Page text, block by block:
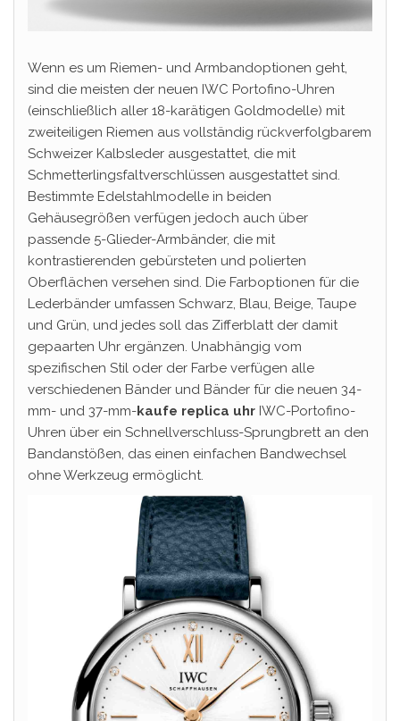
Wenn es um Riemen- und Armbandoptionen geht,
sind die meisten der neuen IWC Portofino-Uhren
(einschließlich aller 18-karätigen Goldmodelle) mit
zweiteiligen Riemen aus vollständig rückverfolgbarem
Schweizer Kalbsleder ausgestattet, die mit
Schmetterlingsfaltverschlüssen ausgestattet sind.
Bestimmte Edelstahlmodelle in beiden
Gehäusegrößen verfügen jedoch auch über
passende 5-Glieder-Armbänder, die mit
kontrastierenden gebürsteten und polierten
Oberflächen versehen sind. Die Farboptionen für die
Lederbänder umfassen Schwarz, Blau, Beige, Taupe
und Grün, und jedes soll das Zifferblatt der damit
gepaarten Uhr ergänzen. Unabhängig vom
spezifischen Stil oder der Farbe verfügen alle
verschiedenen Bänder und Bänder für die neuen 34-
mm- und 37-mm-kaufe replica uhr IWC-Portofino-
Uhren über ein Schnellverschluss-Sprungbrett an den
Bandanstößen, das einen einfachen Bandwechsel
ohne Werkzeug ermöglicht.